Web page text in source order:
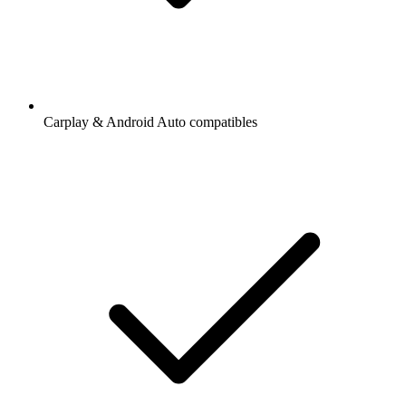
Carplay & Android Auto compatibles